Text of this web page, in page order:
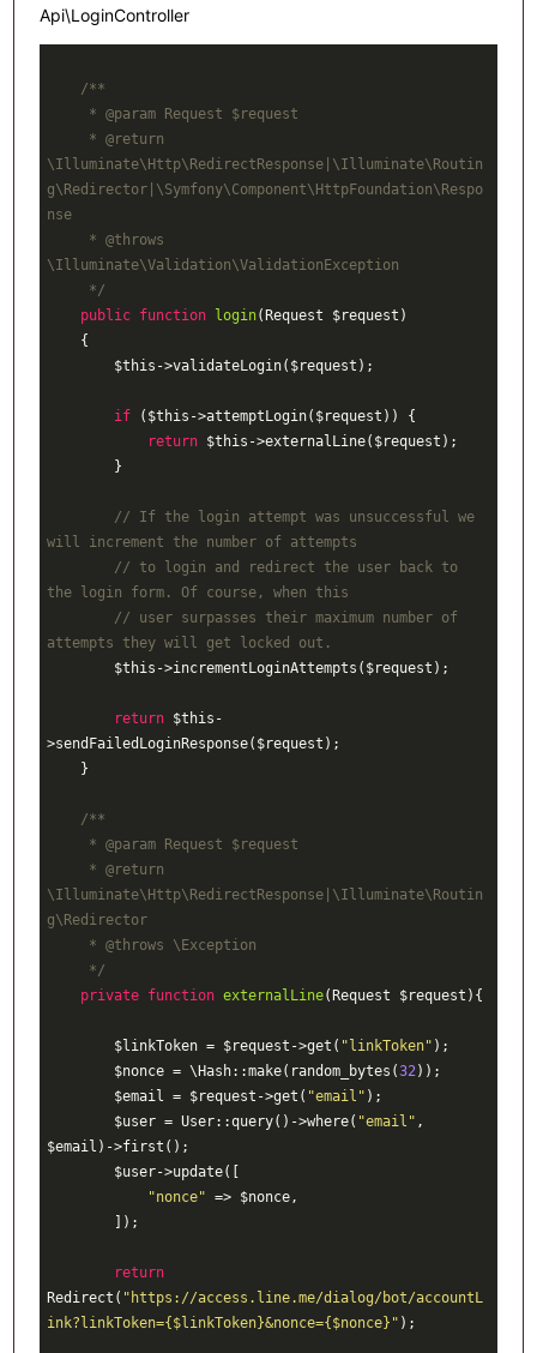
Api\LoginController
/**
     *
@param Request $request
     *
@return
\Illuminate\Http\RedirectResponse|\Illuminate\Routin
g\Redirector|\Symfony\Component\HttpFoundation\Respo
nse
     *
@throws
\Illuminate\Validation\ValidationException
     */
public function login(Request $request)
{
if ($this->attemptLogin($request)) {
return $this->externalLine($request);
// If the login attempt was unsuccessful we
will increment the number of attempts
// to login and redirect the user back to
the login form. Of course, when this
// user surpasses their maximum number of
attempts they will get locked out.
return $this-
>sendFailedLoginResponse($request);
/**
     *
@param Request $request
     *
@return
\Illuminate\Http\RedirectResponse|\Illuminate\Routin
g\Redirector
     *
@throws \Exception
     */
private function externalLine(Request $request) {
        $linkToken = $request->get(
"linkToken" );
        $nonce = \Hash::make(random_bytes(
32));
        $email = $request->get(
"email" );
        $user = User::query()->where(
"email" ,
$email)->first();
"nonce" => $nonce,
return
Redirect( "https://access.line.me/dialog/bot/accountL
ink?linkToken={$linkToken}&nonce={$nonce}" );